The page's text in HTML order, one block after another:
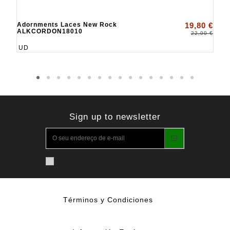
Adornments Laces New Rock
ALKCORDON18010
19,80 €
22,00 €
UD
Sign up to newsletter
Términos y Condiciones